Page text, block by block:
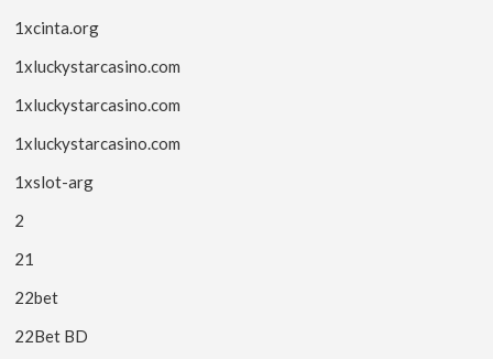
1xcinta.org
1xluckystarcasino.com
1xluckystarcasino.com
1xluckystarcasino.com
1xslot-arg
2
21
22bet
22Bet BD